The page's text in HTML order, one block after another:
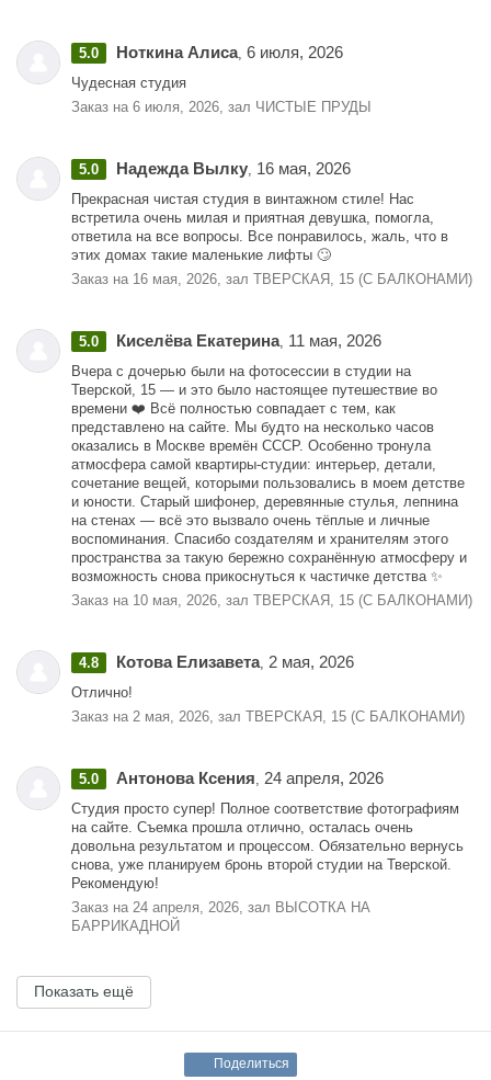
5.0 Ноткина Алиса, 6 июля, 2026
Чудесная студия
Заказ на 6 июля, 2026, зал ЧИСТЫЕ ПРУДЫ
5.0 Надежда Вылку 16 мая, 2026
Прекрасная чистая студия в винтажном стиле! Нас
встретила очень милая и приятная девушка, помогла,
ответила на все вопросы. Все понравилось, жаль, что в
этих домах такие маленькие лифты 🙄
Заказ на 16 мая, 2026, зал ТВЕРСКАЯ, 15 (С БАЛКОНАМИ)
5.0 Киселёва Екатерина, 11 мая, 2026
Вчера с дочерью были на фотосессии в студии на
Тверской, 15 — и это было настоящее путешествие во
времени ❤️ Всё полностью совпадает с тем, как
представлено на сайте. Мы будто на несколько часов
оказались в Москве времён СССР. Особенно тронула
атмосфера самой квартиры-студии: интерьер, детали,
сочетание вещей, которыми пользовались в моем детстве
и юности. Старый шифонер, деревянные стулья, лепнина
на стенах — всё это вызвало очень тёплые и личные
воспоминания. Спасибо создателям и хранителям этого
пространства за такую бережно сохранённую атмосферу и
возможность снова прикоснуться к частичке детства ✨
Заказ на 10 мая, 2026, зал ТВЕРСКАЯ, 15 (С БАЛКОНАМИ)
4.8 Котова Елизавета, 2 мая, 2026
Отлично!
Заказ на 2 мая, 2026, зал ТВЕРСКАЯ, 15 (С БАЛКОНАМИ)
5.0 Антонова Ксения 24 апреля, 2026
Студия просто супер! Полное соответствие фотографиям
на сайте. Съемка прошла отлично, осталась очень
довольна результатом и процессом. Обязательно вернусь
снова, уже планируем бронь второй студии на Тверской.
Рекомендую!
Заказ на 24 апреля, 2026, зал ВЫСОТКА НА
БАРРИКАДНОЙ
Показать ещё
Поделиться